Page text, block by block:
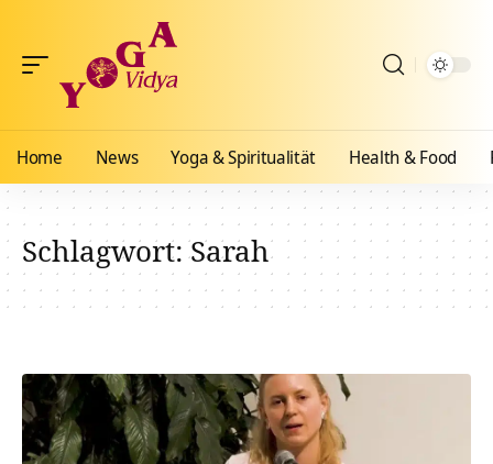
Home News Yoga & Spiritualität Health & Food
Schlagwort:Sarah